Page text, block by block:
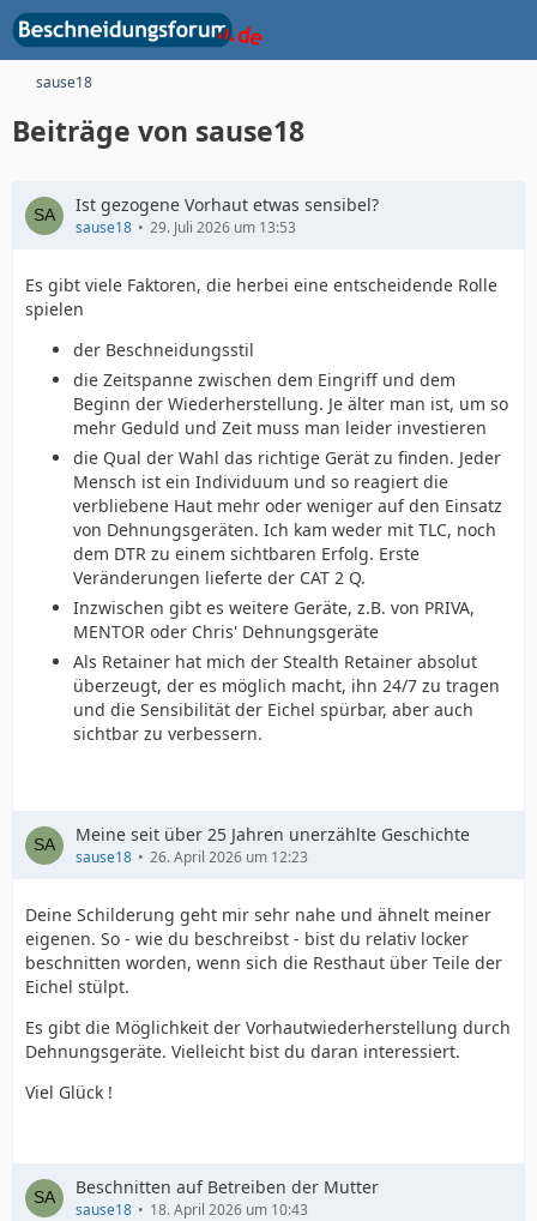
sause18
Beiträge von sause18
Ist gezogene Vorhaut etwas sensibel?
sause18 29. Juli 2026 um 13:53
Es gibt viele Faktoren, die herbei eine entscheidende Rolle
spielen
der Beschneidungsstil
die Zeitspanne zwischen dem Eingriff und dem
Beginn der Wiederherstellung. Je älter man ist, um so
mehr Geduld und Zeit muss man leider investieren
die Qual der Wahl das richtige Gerät zu finden. Jeder
Mensch ist ein Individuum und so reagiert die
verbliebene Haut mehr oder weniger auf den Einsatz
von Dehnungsgeräten. Ich kam weder mit TLC, noch
dem DTR zu einem sichtbaren Erfolg. Erste
Veränderungen lieferte der CAT 2 Q.
Inzwischen gibt es weitere Geräte, z.B. von PRIVA,
MENTOR oder Chris' Dehnungsgeräte
Als Retainer hat mich der Stealth Retainer absolut
überzeugt, der es möglich macht, ihn 24/7 zu tragen
und die Sensibilität der Eichel spürbar, aber auch
sichtbar zu verbessern.
Meine seit über 25 Jahren unerzählte Geschichte
sause18 26. April 2026 um 12:23
Deine Schilderung geht mir sehr nahe und ähnelt meiner
eigenen. So - wie du beschreibst - bist du relativ locker
beschnitten worden, wenn sich die Resthaut über Teile der
Eichel stülpt.
Es gibt die Möglichkeit der Vorhautwiederherstellung durch
Dehnungsgeräte. Vielleicht bist du daran interessiert.
Viel Glück !
Beschnitten auf Betreiben der Mutter
sause18 18. April 2026 um 10:43